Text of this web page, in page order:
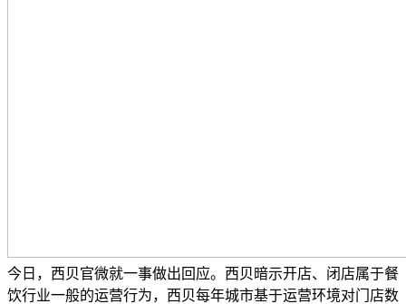
今日，西贝官微就一事做出回应。西贝暗示开店、闭店属于餐
饮行业一般的运营行为，西贝每年城市基于运营环境对门店数